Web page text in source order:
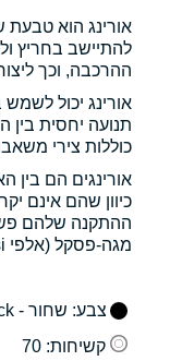
אורינג הוא
להתיישב בחריץ
ההרכבה, וכך
אורינג יכול
תנועה יחסית בין
כוללות צירי
אורינגים הם בין
כיוון שהם אינם
ההתקנה שלהם
מגה-פסקל (אלפי psi).
צבע: שחור - Black
קשיחות: 70